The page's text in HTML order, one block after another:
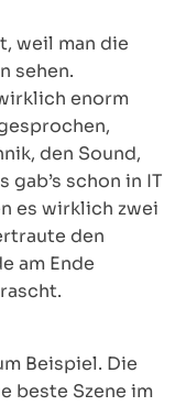
weil man die
sehen.
enorm
den Sound,
gab’s schon in IT
es wirklich zwei
den
am Ende
Beispiel. Die
beste Szene im